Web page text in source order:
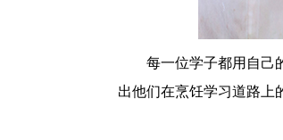
每一位学子都用自己
出他们在烹饪学习道路上